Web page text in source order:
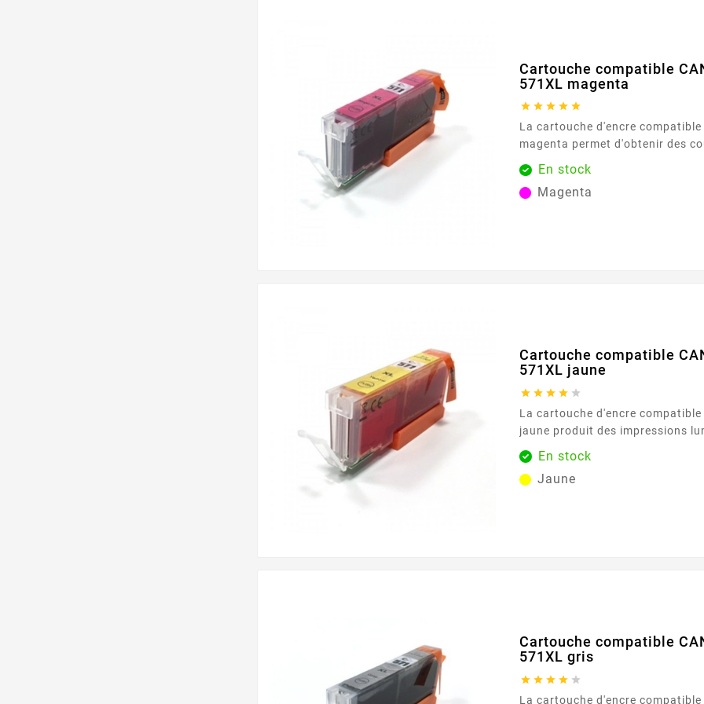
Cartouche compatible
571XL magenta
    
La cartouche d'encre compatible
magenta permet d'obtenir des
intenses, parfaites pour les
documents nécessitant une
couleurs. Avec une capacité de
En stock
Magenta
Cartouche compatible
571XL jaune
    
La cartouche d'encre compatible
jaune produit des impressions
claires, essentielles pour les
les images. Avec une capacité
cartouche assure des résultats
En stock
Jaune
Cartouche compatible
571XL gris
    
La cartouche d'encre compatible